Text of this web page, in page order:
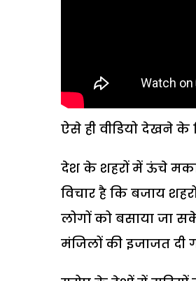
ऐसे ही वीडियो देखने के
देश के शहरों में ऊंचे
विचार है कि बजाय
लोगों को बसाया जा
मंजिलों की इजाजत दी